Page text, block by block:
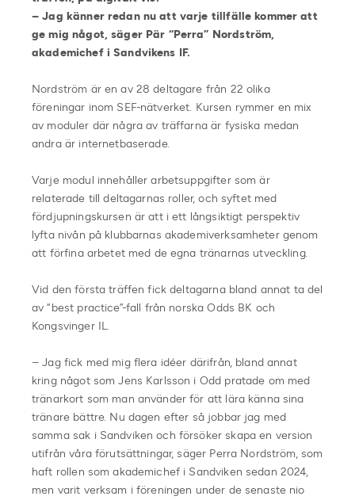
– Jag känner redan nu att varje tillfälle kommer att
ge mig något, säger Pär “Perra” Nordström,
akademichef i Sandvikens IF.
Nordström är en av 28 deltagare från 22 olika
föreningar inom SEF-nätverket. Kursen rymmer en mix
av moduler där några av träffarna är fysiska medan
andra är internetbaserade.
Varje modul innehåller arbetsuppgifter som är
relaterade till deltagarnas roller, och syftet med
fördjupningskursen är att i ett långsiktigt perspektiv
lyfta nivån på klubbarnas akademiverksamheter genom
att förfina arbetet med de egna tränarnas utveckling.
Vid den första träffen fick deltagarna bland annat ta del
av “best practice”-fall från norska Odds BK och
Kongsvinger IL.
– Jag fick med mig flera idéer därifrån, bland annat
kring något som Jens Karlsson i Odd pratade om med
tränarkort som man använder för att lära känna sina
tränare bättre. Nu dagen efter så jobbar jag med
samma sak i Sandviken och försöker skapa en version
utifrån våra förutsättningar, säger Perra Nordström, som
haft rollen som akademichef i Sandviken sedan 2024,
men varit verksam i föreningen under de senaste nio